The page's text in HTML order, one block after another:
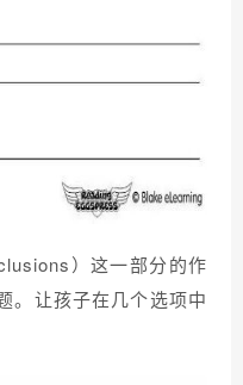
）这一部分的作
。让孩子在几个选项中